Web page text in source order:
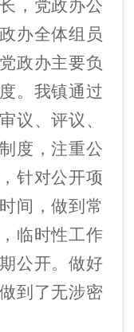
，党政办公
办全体组员
政办主要负
。我镇通过
议、评议、
度，注重公
针对公开项
间，做到常
临时性工作
公开。做好
到了无涉密